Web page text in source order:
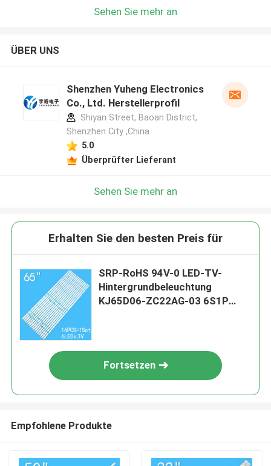
Sehen Sie mehr an
ÜBER UNS
Shenzhen Yuheng Electronics
Co., Ltd. Herstellerprofil
Shiyan Street, Baoan District,
Shenzhen City ,China
5.0
Überprüfter Lieferant
Sehen Sie mehr an
Erhalten Sie den besten Preis für
SRP-RoHS 94V-0 LED-TV-
Hintergrundbeleuchtung
KJ65D06-ZC22AG-03 6S1P
Fortsetzen
Empfohlene Produkte